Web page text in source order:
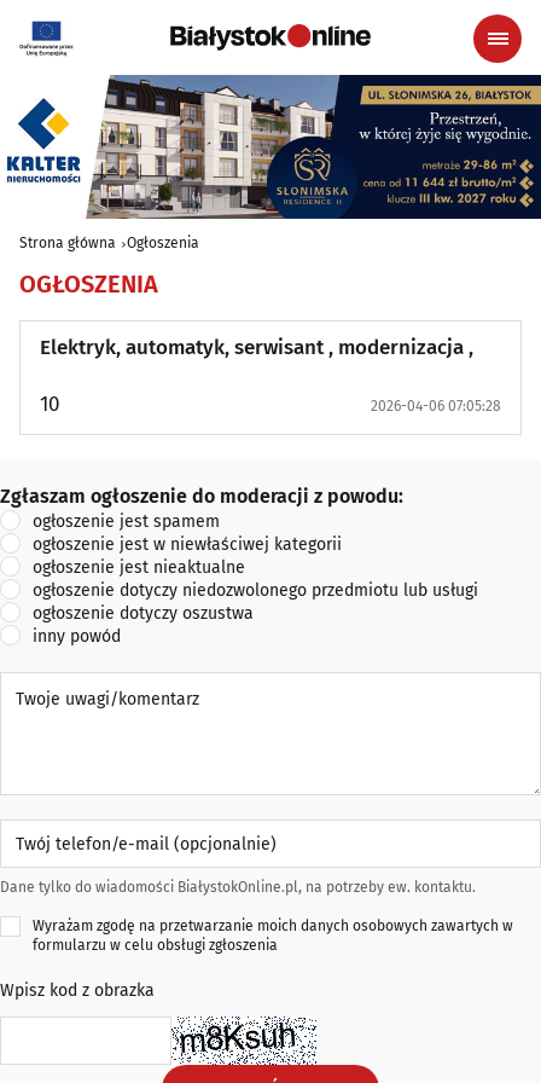
Strona główna Ogłoszenia
OGŁOSZENIA
Elektryk, automatyk, serwisant , modernizacja ,
10 2026-04-06 07:05:28
Zgłaszam ogłoszenie do moderacji z powodu:
Zgłaszam ogłoszenie do moderacji z powodu:
ogłoszenie jest spamem
ogłoszenie jest w niewłaściwej kategorii
ogłoszenie jest nieaktualne
ogłoszenie dotyczy niedozwolonego przedmiotu lub usługi
ogłoszenie dotyczy oszustwa
inny powód
Twój telefon/e-mail (opcjonalnie)
Dane tylko do wiadomości BiałystokOnline.pl, na potrzeby ew. kontaktu.
Wyrażam zgodę na przetwarzanie moich danych osobowych zawartych w
formularzu w celu obsługi zgłoszenia
Wpisz kod z obrazka